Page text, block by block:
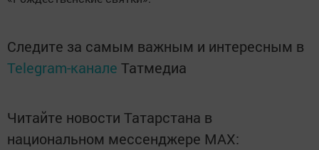
Следите за самым важным и интересным в
Telegram-канале Татмедиа
Читайте новости Татарстана в
национальном мессенджере MАХ: